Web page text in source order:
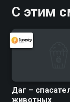
С этим
Даг –
животных